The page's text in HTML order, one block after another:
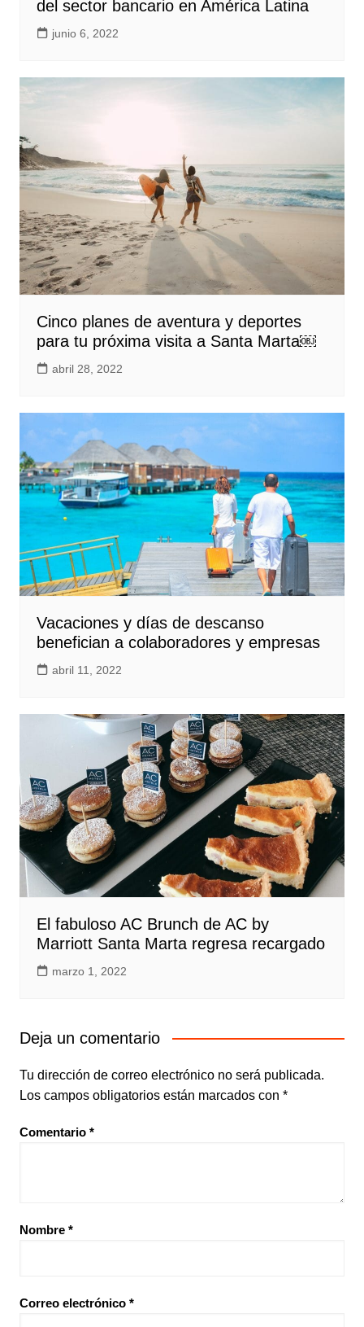
del sector bancario en América Latina
junio 6, 2022
Cinco planes de aventura y deportes
para tu próxima visita a Santa Marta￼
abril 28, 2022
Vacaciones y días de descanso
benefician a colaboradores y empresas
abril 11, 2022
El fabuloso AC Brunch de AC by
Marriott Santa Marta regresa recargado
marzo 1, 2022
Deja un comentario
Tu dirección de correo electrónico no será publicada.
Los campos obligatorios están marcados con *
Comentario *
Nombre *
Correo electrónico *